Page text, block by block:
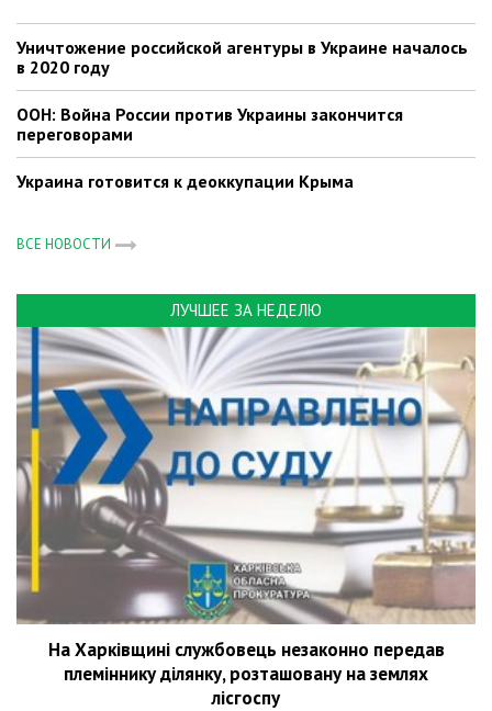
Уничтожение российской агентуры в Украине началось
в 2020 году
ООН: Война России против Украины закончится
переговорами
Украина готовится к деоккупации Крыма
ВСЕ НОВОСТИ
ЛУЧШЕЕ ЗА НЕДЕЛЮ
На Харківщині службовець незаконно передав
племіннику ділянку, розташовану на землях
лісгоспу